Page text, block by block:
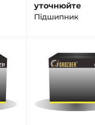
уточнюйте
Підшипник